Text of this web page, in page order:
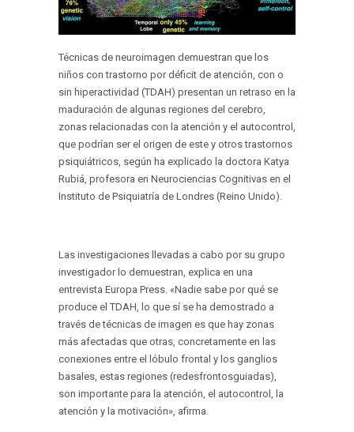
Técnicas de neuroimagen demuestran que los
niños con trastorno por déficit de atención, con o
sin hiperactividad (TDAH) presentan un retraso en la
maduración de algunas regiones del cerebro,
zonas relacionadas con la atención y el autocontrol,
que podrían ser el origen de este y otros trastornos
psiquiátricos, según ha explicado la doctora Katya
Rubiá, profesora en Neurociencias Cognitivas en el
Instituto de Psiquiatría de Londres (Reino Unido).
Las investigaciones llevadas a cabo por su grupo
investigador lo demuestran, explica en una
entrevista Europa Press. «Nadie sabe por qué se
produce el TDAH, lo que sí se ha demostrado a
través de técnicas de imagen es que hay zonas
más afectadas que otras, concretamente en las
conexiones entre el lóbulo frontal y los ganglios
basales, estas regiones (redesfrontosguiadas),
son importante para la atención, el autocontrol, la
atención y la motivación», afirma.